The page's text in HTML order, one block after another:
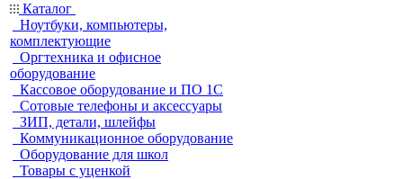
Каталог
Ноутбуки, компьютеры,
комплектующие
Оргтехника и офисное
оборудование
Кассовое оборудование и ПО 1С
Сотовые телефоны и аксессуары
ЗИП, детали, шлейфы
Коммуникационное оборудование
Оборудование для школ
Товары с уценкой